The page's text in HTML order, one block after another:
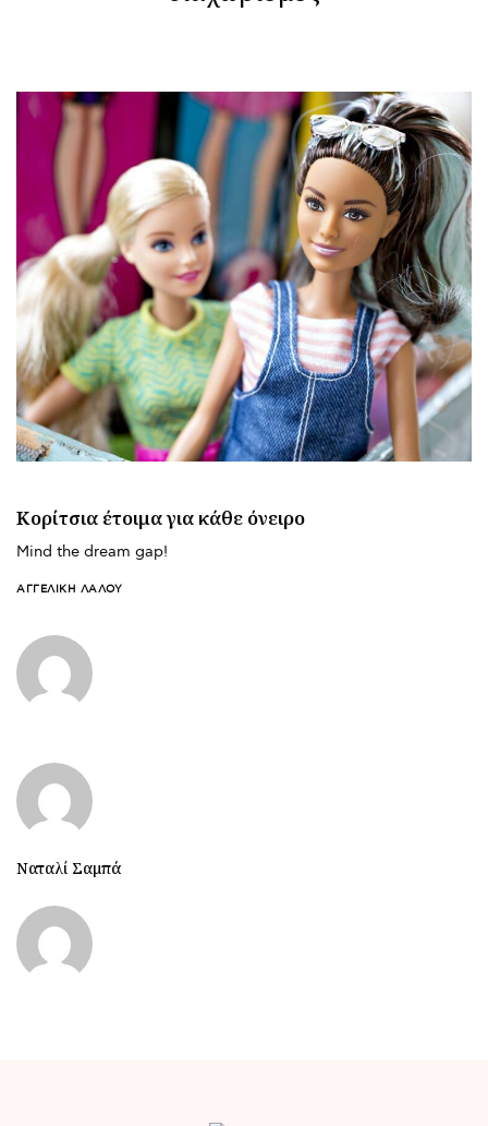
Κορίτσια έτοιμα για κάθε όνειρο
Mind the dream gap!
ΑΓΓΕΛΙΚΉ ΛΆΛΟΥ
Ναταλί Σαμπά